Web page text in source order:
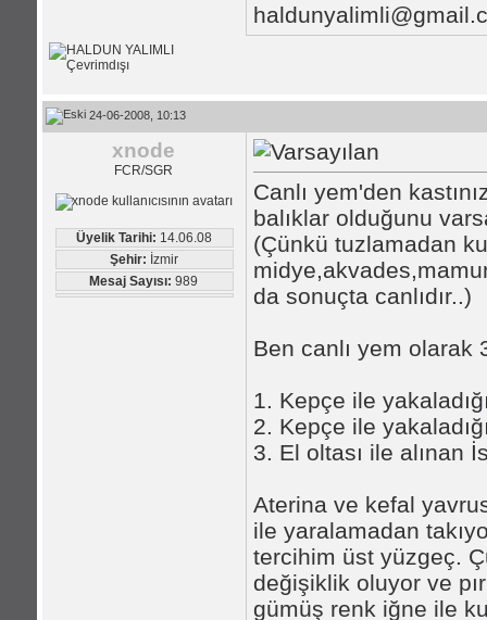
24-06-2008, 10:13
xnode
FCR/SGR
Üyelik Tarihi: 14.06.08
Şehir: İzmir
Mesaj Sayısı: 989
Canlı yem'den
balıklar olduğunu
(Çünkü tuzlamadan
da sonuçta canlıdır..)
Ben canlı yem olarak
1. Kepçe ile
2. Kepçe ile
3. El oltası ile alınan
Aterina ve kefal
ile yaralamadan
tercihim üst yüzgeç.
değişiklik oluyor ve
gümüş renk iğne ile